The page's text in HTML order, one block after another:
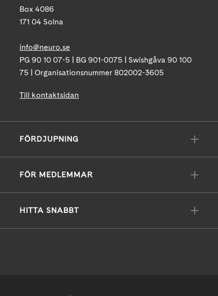
Box 4086
171 04 Solna
info@neuro.se
PG 90 10 07-5 | BG 901-0075 | Swishgåva 90 100
75 | Organisationsnummer 802002-3605
Till kontaktsidan
FÖRDJUPNING
FÖR MEDLEMMAR
HITTA SNABBT